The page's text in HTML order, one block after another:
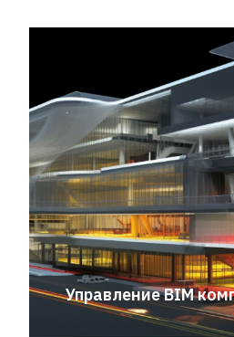
Управление BIM